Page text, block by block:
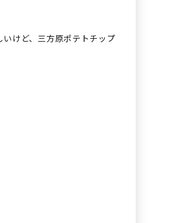
けど、三方原ポテトチップ